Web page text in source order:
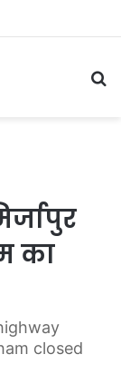
का
closed